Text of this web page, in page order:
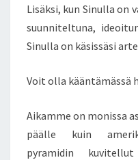
Lisäksi, kun Sinulla on
suunniteltuna,
Sinulla on käsissäsi
Voit olla kääntämässä
Aikamme on monissa
päälle kuin
pyramidin